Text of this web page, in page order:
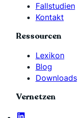
Fallstudien
Kontakt
Ressourcen
Lexikon
Blog
Downloads
Vernetzen